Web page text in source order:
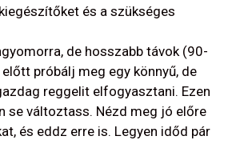
és a szükséges
de hosszabb távok (90-
próbálj meg egy könnyű, de
reggelit elfogyasztani. Ezen
se változtass. Nézd meg jó előre
és eddz erre is. Legyen időd pár